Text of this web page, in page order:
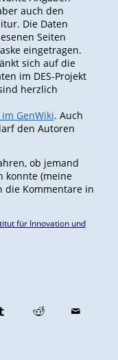
auch den
Die Daten
Seiten
eingetragen.
sich auf die
im DES-Projekt
herzlich
GenWiki. Auch
den Autoren
ob jemand
konnte (meine
die Kommentare in
für Innovation und